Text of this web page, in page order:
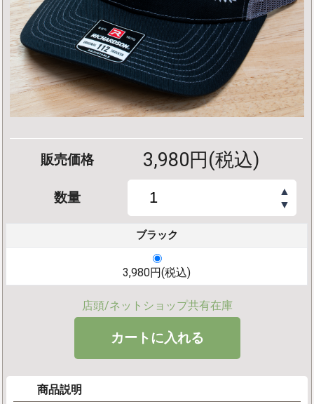
販売価格 3,980円(税込)
数量
▲
▼
ブラック
3,980円(税込)
店頭/ネットショップ共有在庫
商品説明